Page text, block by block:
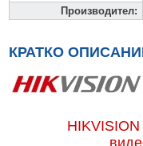
Производител:
КРАТКО